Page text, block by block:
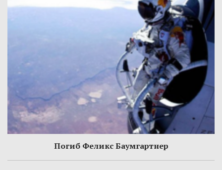
Погиб Феликс Баумгартнер